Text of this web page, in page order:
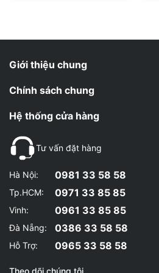
Việc sử dụng Mutant Multi
khỏe tổng thể cho bạn, đặc
ăn nghèo nàn, thiếu dinh dưỡng.
Bạn có thể sử dụng 1 - 2 viên
Khoa học đã chỉ ra chế độ ăn
vitamin thiết yếu. Nên sử dụng
điều cần thiết điển hình là dòng
Bạn cần kết hợp 1 chế độ ăn
Multi để bổ sung đầy đủ dưỡng
khỏe mạnh
» Xem thêm: Các sản phẩm
chính hãng, giá tốt tại Wheyshop
Giới thiệu chung
Chính sách chung
Hệ thống cửa hàng
Tư vấn đặt hàng
Hà Nội: 0981 33 58 58
Tp.HCM: 0971 33 85 85
Vinh: 0961 33 85 85
Đà Nẵng: 0386 33 58 58
Hỗ Trợ: 0965 33 58 58
Theo dõi chúng tôi